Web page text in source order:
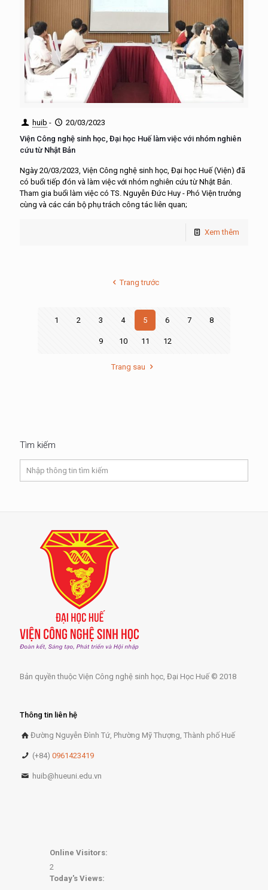
huib -
20/03/2023
Viện Công nghệ sinh học, Đại học Huế làm việc với nhóm nghiên
cứu từ Nhật Bản
Ngày 20/03/2023, Viện Công nghệ sinh học, Đại học Huế (Viện) đã
có buổi tiếp đón và làm việc với nhóm nghiên cứu từ Nhật Bản.
Tham gia buổi làm việc có TS. Nguyễn Đức Huy - Phó Viện trưởng
cùng và các cán bộ phụ trách công tác liên quan;
Xem thêm
Trang trước
1 2 3 4 5 6 7 8
9 10 11 12
Trang sau
Tìm kiếm
Bản quyền thuộc Viện Công nghệ sinh học, Đại Học Huế © 2018
Thông tin liên hệ
Đường Nguyễn Đình Tứ, Phường Mỹ Thượng, Thành phố Huế
(+84)0961423419
huib@hueuni.edu.vn
Online Visitors:
2
Today's Views: